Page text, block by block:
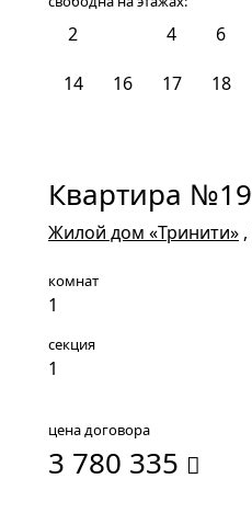
2 4 6
14 16 17 18
Квартира №19
Жилой дом «Тринити» ,
комнат
1
секция
1
цена договора
3 780 335